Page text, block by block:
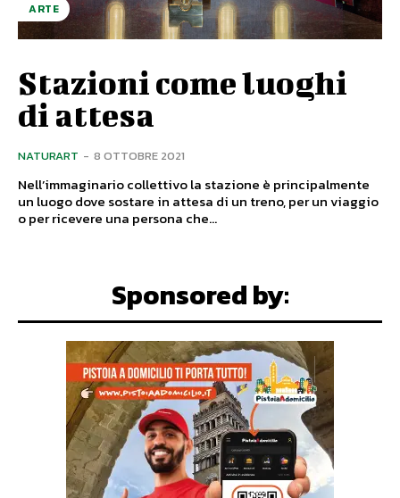
ARTE
Stazioni come luoghi
di attesa
NATURART - 8 OTTOBRE 2021
Nell’immaginario collettivo la stazione è principalmente
un luogo dove sostare in attesa di un treno, per un viaggio
o per ricevere una persona che...
Sponsored by: